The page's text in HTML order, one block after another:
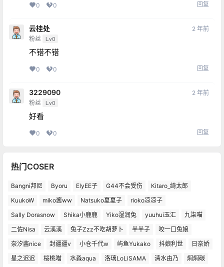
0 0 回复
云桂处
粉丝 Lv0
2 年前
不错不错
0 0 回复
3229090
粉丝 Lv0
2 年前
好看
0 0 回复
热门COSER
Bangni邦尼 Byoru ElyEE子 G44不会受伤
Kitaro_绮太郎
KuukoW
miko酱ww Natsuko夏夏子
rioko凉凉子
Sally Dorasnow
Shika小鹿鹿 Yiko湿润兔 yuuhui玉汇
九柒喵
二佐Nisa
云溪溪 兔子Zzz不吃胡萝卜 半半子
咬一口兔娘
奈汐酱nice
封疆疆v 小仓千代w 屿鱼Yukako 抖娘利世
日奈娇
星之迟迟
桜桃喵 水淼aqua 洛璃LoLiSAMA 清水由乃 焖焖碳